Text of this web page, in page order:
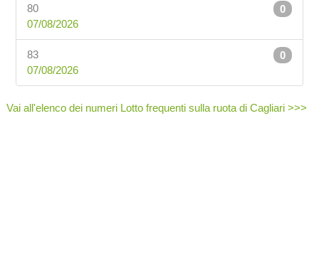
0
80
07/08/2026
0
83
07/08/2026
Vai all'elenco dei numeri Lotto frequenti sulla ruota di Cagliari >>>